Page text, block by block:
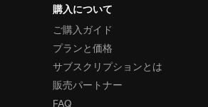
購入について
ご購入ガイド
プランと価格
サブスクリプションとは
販売パートナー